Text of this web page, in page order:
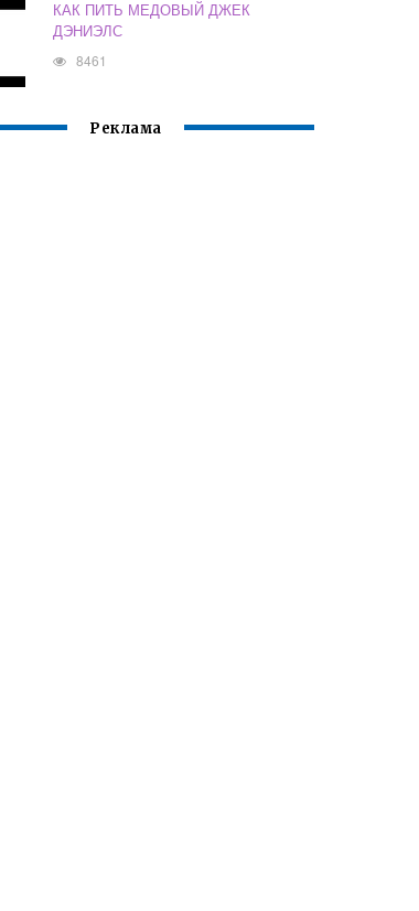
КАК ПИТЬ МЕДОВЫЙ ДЖЕК
ДЭНИЭЛС
8461
Реклама